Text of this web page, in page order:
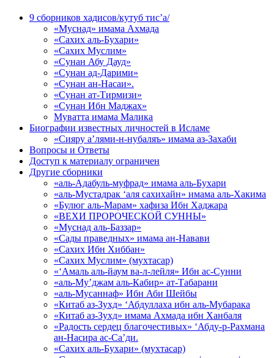
9 сборников хадисов/кутуб тис’а/
«Муснад» имама Ахмада
«Сахих аль-Бухари»
«Сахих Муслим»
«Сунан Абу Дауд»
«Сунан ад-Дарими»
«Сунан ан-Насаи».
«Сунан ат-Тирмизи»
«Сунан Ибн Маджах»
Муватта имама Малика
Биографии известных личностей в Исламе
«Сияру а’лями-н-нубаляъ» имама аз-Захаби
Вопросы и Ответы
Доступ к материалу ограничен
Другие сборники
«аль-Адабуль-муфрад» имама аль-Бухари
«аль-Мустадрак ‘аля сахихайн» имама аль-Хакима
«Булюг аль-Марам» хафиза Ибн Хаджара
«ВЕХИ ПРОРОЧЕСКОЙ СУННЫ»
«Муснад аль-Баззар»
«Сады праведных» имама ан-Навави
«Сахих Ибн Хиббан»
«Сахих Муслим» (мухтасар)
«‘Амаль аль-йаум ва-л-лейля» Ибн ас-Сунни
«аль-Му’джам аль-Кабир» ат-Табарани
«аль-Мусаннаф» Ибн Аби Шейбы
«Китаб аз-Зухд» ‘Абдуллаха ибн аль-Мубарака
«Китаб аз-Зухд» имама Ахмада ибн Ханбаля
«Радость сердец благочестивых» ‘Абду-р-Рахмана
ан-Насира ас-Са’ди.
«Сахих аль-Бухари» (мухтасар)